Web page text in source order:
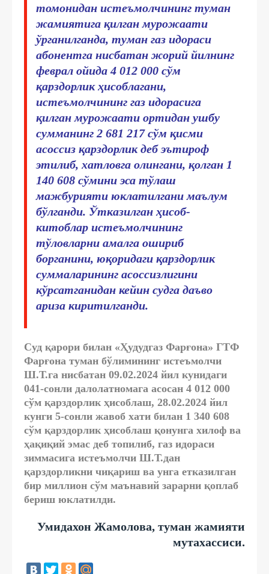
томонидан истеъмолчининг туман
жамиятига қилган мурожаати
ўрганилганда, туман газ идораси
абонентга нисбатан жорий йилнинг
феврал ойида 4 012 000 сўм
қарздорлик ҳисоблагани,
истеъмолчининг газ идорасига
қилган мурожаати ортидан ушбу
сумманинг 2 681 217 сўм қисми
асоссиз қарздорлик деб эътироф
этилиб, хатловга олингани, қолган 1
140 608 сўмини эса тўлаш
мажбурияти юклатилгани маълум
бўлганди. Ўтказилган ҳисоб-
китоблар истеъмолчининг
тўловларни амалга ошириб
борганини, юқоридаги қарздорлик
суммаларининг асоссизлигини
кўрсатганидан кейин судга даъво
ариза киритилганди.
Суд қарори билан «Ҳудудгаз Фарғона» ГТФ
Фарғона туман бўлимининг истеъмолчи
Ш.Т.га нисбатан 09.02.2024 йил кунидаги
041-сонли далолатномага асосан 4 012 000
сўм қарздорлик ҳисоблаш, 28.02.2024 йил
кунги 5-сонли жавоб хати билан 1 340 608
сўм қарздорлик ҳисоблаш қонунга хилоф ва
ҳақиқий эмас деб топилиб, газ идораси
зиммасига истеъмолчи Ш.Т.дан
қарздорликни чиқариш ва унга етказилган
бир миллион сўм маънавий зарарни қоплаб
бериш юклатилди.
Умидахон Жамолова, туман жамияти
мутахассиси.